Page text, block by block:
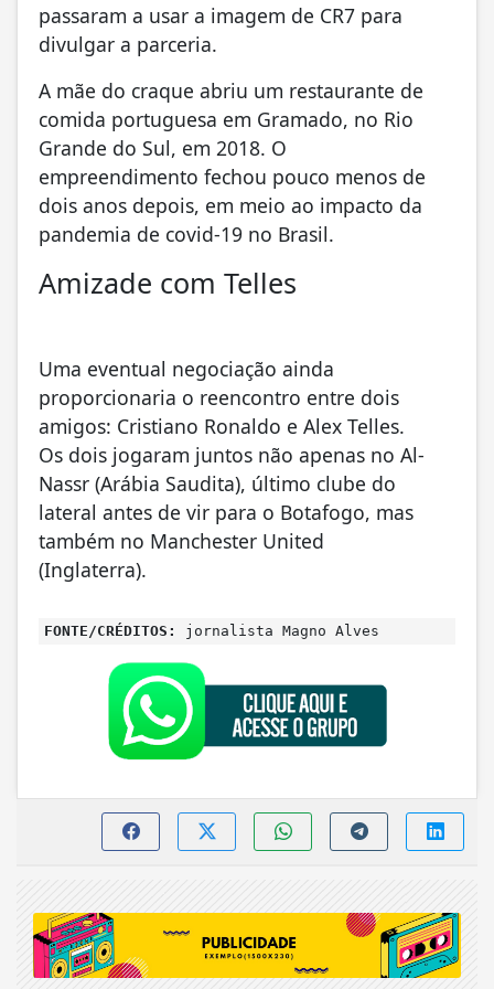
passaram a usar a imagem de CR7 para
divulgar a parceria.
A mãe do craque abriu um restaurante de
comida portuguesa em Gramado, no Rio
Grande do Sul, em 2018. O
empreendimento fechou pouco menos de
dois anos depois, em meio ao impacto da
pandemia de covid-19 no Brasil.
Amizade com Telles
Uma eventual negociação ainda
proporcionaria o reencontro entre dois
amigos: Cristiano Ronaldo e Alex Telles.
Os dois jogaram juntos não apenas no Al-
Nassr (Arábia Saudita), último clube do
lateral antes de vir para o Botafogo, mas
também no Manchester United
(Inglaterra).
FONTE/CRÉDITOS: jornalista Magno Alves